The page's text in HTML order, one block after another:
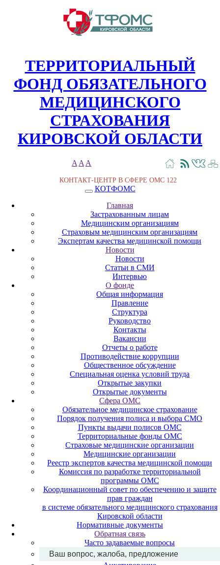
ТЕРРИТОРИАЛЬНЫЙ
ФОНД ОБЯЗАТЕЛЬНОГО
МЕДИЦИНСКОГО
СТРАХОВАНИЯ
КИРОВСКОЙ ОБЛАСТИ
A A A
КОНТАКТ-ЦЕНТР В СФЕРЕ ОМС 122
КОТФОМС
Главная
Застрахованным лицам
Медицинским организациям
Страховым медицинским организациям
Экспертам качества медицинской помощи
Новости
Новости
Статьи в СМИ
Интервью
О фонде
Общая информация
Правление
Структура
Руководство
Контакты
Вакансии
Отчеты о работе
Противодействие коррупции
Общественное обсуждение
Специальная оценка условий труда
Открытые закупки
Открытые документы
Сфера ОМС
Обязательное медицинское страхование
Порядок получения полиса и выбора СМО
Пункты выдачи полисов ОМС
Территориальные фонды ОМС
Страховые медицинские организации
Медицинские организации
Реестр экспертов качества медицинской помощи
Комиссия по разработке территориальной
программы ОМС
Координационный совет по обеспечению и защите
прав граждан
в системе обязательного медицинского страхования
Кировской области
Нормативные документы
Обратная связь
Часто задаваемые вопросы
Ваш вопрос, жалоба, предложение